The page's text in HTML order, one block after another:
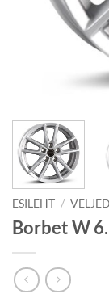
ESILEHT / VELJED
Borbet W